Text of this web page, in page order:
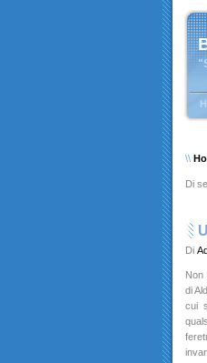
\\
Di
Di
Non
di
cui